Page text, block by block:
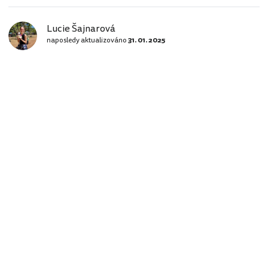
Lucie Šajnarová
naposledy aktualizováno31. 01. 2025